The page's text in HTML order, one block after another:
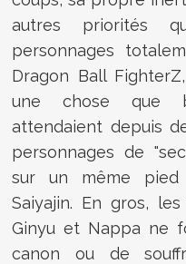
autres priorités
personnages
Dragon Ball
une chose que
attendaient depuis
personnages de
sur un même pied
Saiyajin. En gros, les
Ginyu et Nappa ne
canon ou de